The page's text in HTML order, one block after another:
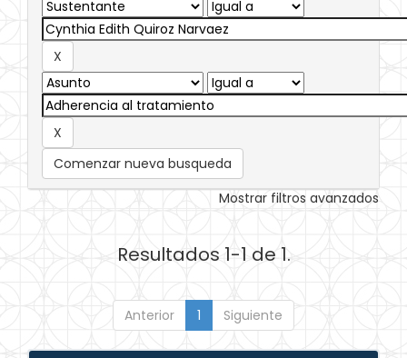
Comenzar nueva busqueda
Mostrar filtros avanzados
Resultados 1-1 de 1.
Anterior 1 Siguiente